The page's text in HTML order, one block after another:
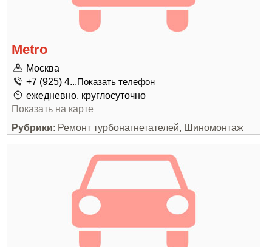
Metro
Москва
+7 (925) 4...Показать телефон
ежедневно, круглосуточно
Показать на карте
Рубрики: Ремонт турбонагнетателей, Шиномонтаж